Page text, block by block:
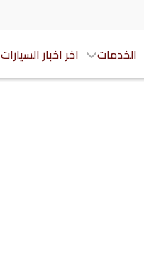
الخدمات اخر اخبار السيارات